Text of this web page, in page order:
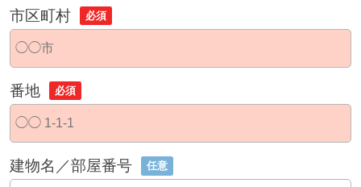
市区町村 必須
番地 必須
建物名／部屋番号 任意